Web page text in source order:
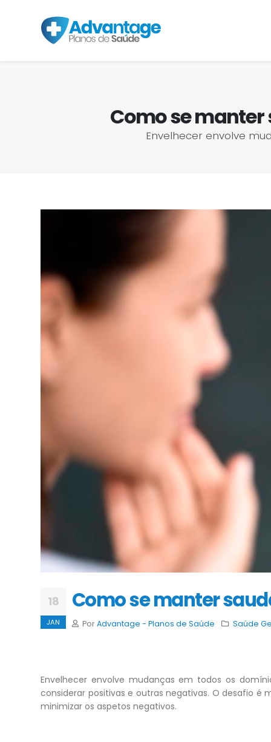
Como se
Envelhecer envolve
18
JAN
Como se manter
PorAdvantage - Planos de Saúde Saúde
Envelhecer envolve mudanças em todos os
considerar positivas e outras negativas. O desafio
minimizar os aspetos negativos.